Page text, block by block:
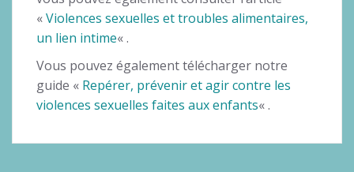
«Violences sexuelles et troubles alimentaires,
un lien intime« .
Vous pouvez également télécharger notre
guide « Repérer, prévenir et agir contre les
violences sexuelles faites aux enfants« .